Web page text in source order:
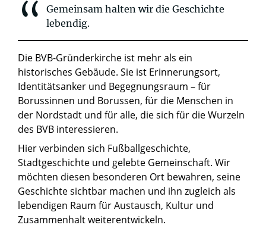
Gemeinsam halten wir die Geschichte
lebendig.
Die BVB-Gründerkirche ist mehr als ein
historisches Gebäude. Sie ist Erinnerungsort,
Identitätsanker und Begegnungsraum – für
Borussinnen und Borussen, für die Menschen in
der Nordstadt und für alle, die sich für die Wurzeln
des BVB interessieren.
Hier verbinden sich Fußballgeschichte,
Stadtgeschichte und gelebte Gemeinschaft. Wir
möchten diesen besonderen Ort bewahren, seine
Geschichte sichtbar machen und ihn zugleich als
lebendigen Raum für Austausch, Kultur und
Zusammenhalt weiterentwickeln.